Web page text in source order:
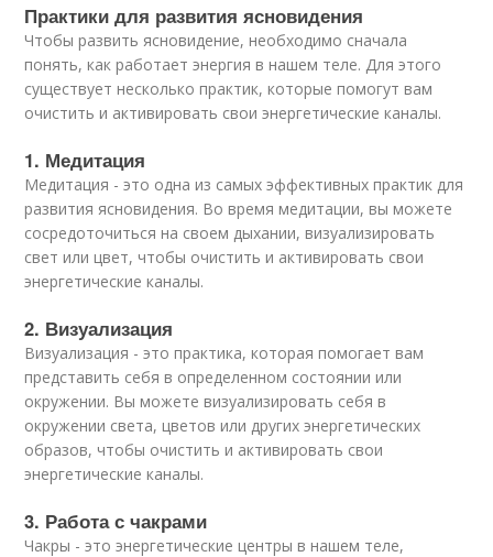
Практики для развития ясновидения
Чтобы развить ясновидение, необходимо сначала
понять, как работает энергия в нашем теле. Для этого
существует несколько практик, которые помогут вам
очистить и активировать свои энергетические каналы.
1. Медитация
Медитация - это одна из самых эффективных практик для
развития ясновидения. Во время медитации, вы можете
сосредоточиться на своем дыхании, визуализировать
свет или цвет, чтобы очистить и активировать свои
энергетические каналы.
2. Визуализация
Визуализация - это практика, которая помогает вам
представить себя в определенном состоянии или
окружении. Вы можете визуализировать себя в
окружении света, цветов или других энергетических
образов, чтобы очистить и активировать свои
энергетические каналы.
3. Работа с чакрами
Чакры - это энергетические центры в нашем теле,